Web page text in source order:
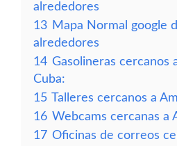
alrededores
13 Mapa Normal google
alrededores
14 Gasolineras cercanos
Cuba:
15 Talleres cercanos a
16 Webcams cercanas a
17 Oficinas de correos